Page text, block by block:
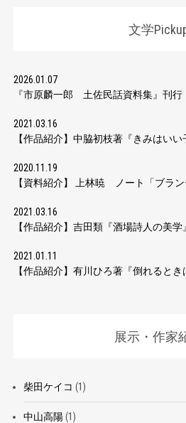
文学
2026.01.07
『市原麟一郎 土佐民話資料集』刊行
2021.03.16
【作品紹介】中脇初枝著『きみはいい
2020.11.19
【資料紹介】 上林暁 ノート「ブラン
2021.03.16
【作品紹介】吉田類『酒場詩人の美学』
2021.01.11
【作品紹介】有川ひろ著『倒れるとき
展示・作家
柴田ケイコ (1)
中山高陽(1)